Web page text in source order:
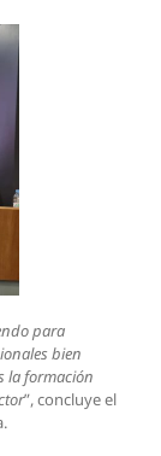
para
bien
la formación
”, concluye el